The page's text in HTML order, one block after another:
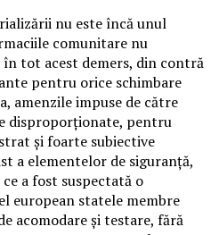
nu este încă unul
comunitare nu
tot acest demers, din contră
pentru orice schimbare
amenzile impuse de către
disproporționate, pentru
și foarte subiective
a elementelor de siguranță,
a fost suspectată o
european statele membre
acomodare și testare, fără